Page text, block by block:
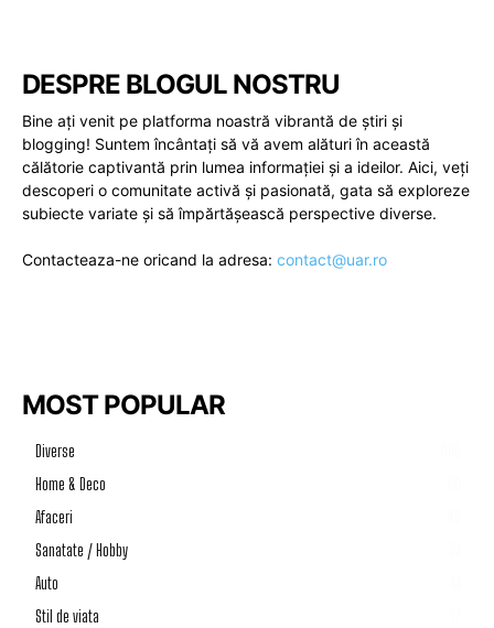
DESPRE BLOGUL NOSTRU
Bine ați venit pe platforma noastră vibrantă de știri și
blogging! Suntem încântați să vă avem alături în această
călătorie captivantă prin lumea informației și a ideilor. Aici, veți
descoperi o comunitate activă și pasionată, gata să exploreze
subiecte variate și să împărtășească perspective diverse.
Contacteaza-ne oricand la adresa: contact@uar.ro
MOST POPULAR
Diverse
Home & Deco
Afaceri
Sanatate / Hobby
Auto
Stil de viata